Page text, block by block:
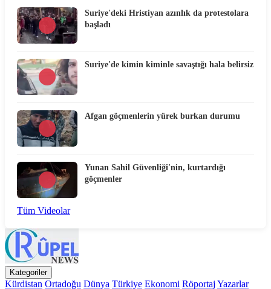
Suriye'deki Hristiyan azınlık da protestolara
başladı
Suriye'de kimin kiminle savaştığı hala belirsiz
Afgan göçmenlerin yürek burkan durumu
Yunan Sahil Güvenliği'nin, kurtardığı
göçmenler
Tüm Videolar
Kategoriler
Kürdistan Ortadoğu Dünya Türkiye Ekonomi Röportaj Yazarlar